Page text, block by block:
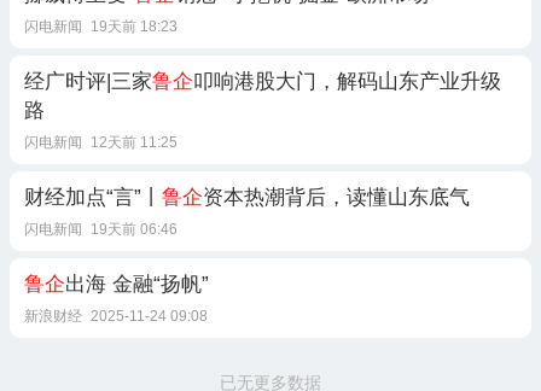
闪电新闻 19天前 18:23
经广时评|三家鲁企叩响港股大门，解码山东产业升级
路
闪电新闻 12天前 11:25
财经加点“言”丨 鲁企资本热潮背后，读懂山东底气
闪电新闻 19天前 06:46
鲁企出海 金融“扬帆”
新浪财经 2025-11-24 09:08
已无更多数据